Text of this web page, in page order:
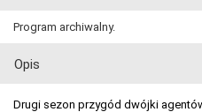
Program archiwalny.
Opis
Drugi sezon przygód dwójki